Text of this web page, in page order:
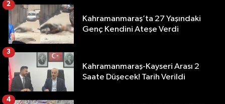
Kahramanmaraş’ta 27 Yaşındaki
Genç Kendini Ateşe Verdi
2
Kahramanmaraş-Kayseri Arası 2
Saate Düşecek! Tarih Verildi
3
4